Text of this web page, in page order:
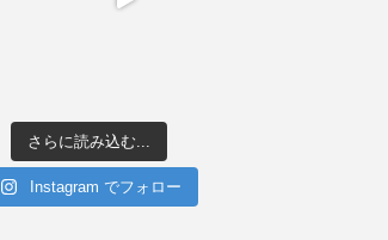
さらに読み込む...
Instagram でフォロー